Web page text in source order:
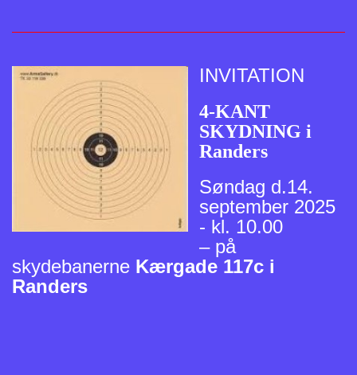
INVITATION
4-KANT
SKYDNING i
Randers
Søndag d.14.
september 2025
- kl. 10.00
– på
skydebanerne Kærgade 117c i
Randers